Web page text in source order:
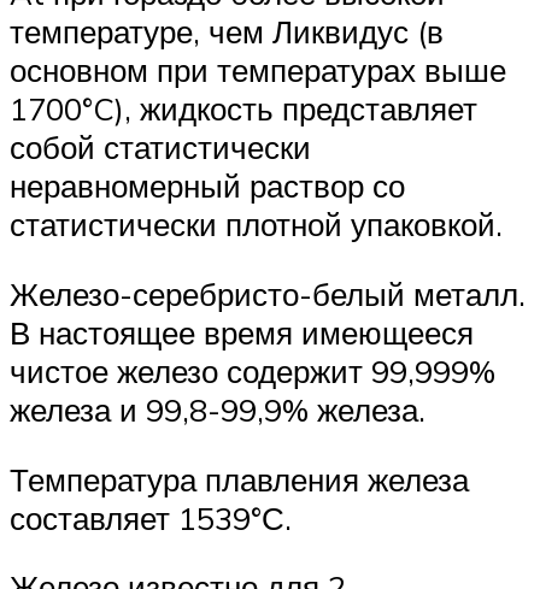
температуре, чем Ликвидус (в
основном при температурах выше
1700°C), жидкость представляет
собой статистически
неравномерный раствор со
статистически плотной упаковкой.
Железо-серебристо-белый металл.
В настоящее время имеющееся
чистое железо содержит 99,999%
железа и 99,8-99,9% железа.
Температура плавления железа
составляет 1539°С.